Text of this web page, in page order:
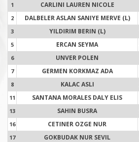
1 CARLINI LAUREN NICOLE
2 DALBELER ASLAN SANIYE MERVE (L)
3 YILDIRIM BERIN (L)
5 ERCAN SEYMA
6 UNVER POLEN
7 GERMEN KORKMAZ ADA
8 KALAC ASLI
11 SANTANA MORALES DALY ELIS
13 SAHIN BUSRA
16 CETINER OZGE NUR
17 GOKBUDAK NUR SEVIL